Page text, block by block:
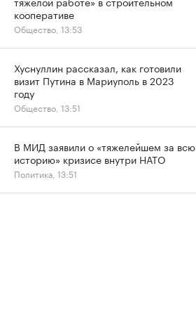
кооперативе
Общество, 13:53
Хуснуллин рассказал, как готовили
визит Путина в Мариуполь в 2023
году
Общество, 13:51
В МИД заявили о «тяжелейшем за всю
историю» кризисе внутри НАТО
Политика, 13:51